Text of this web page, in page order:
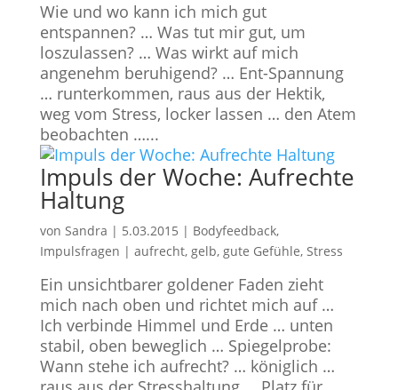
Wie und wo kann ich mich gut
entspannen? … Was tut mir gut, um
loszulassen? … Was wirkt auf mich
angenehm beruhigend? … Ent-Spannung
… runterkommen, raus aus der Hektik,
weg vom Stress, locker lassen … den Atem
beobachten …...
Impuls der Woche: Aufrechte
Haltung
von Sandra | 5.03.2015 | Bodyfeedback,
Impulsfragen | aufrecht, gelb, gute Gefühle, Stress
Ein unsichtbarer goldener Faden zieht
mich nach oben und richtet mich auf …
Ich verbinde Himmel und Erde … unten
stabil, oben beweglich … Spiegelprobe:
Wann stehe ich aufrecht? … königlich …